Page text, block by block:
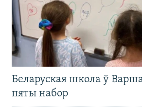
Беларуская школа ў
пяты набор